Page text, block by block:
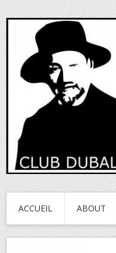
ACCUEIL ABOUT